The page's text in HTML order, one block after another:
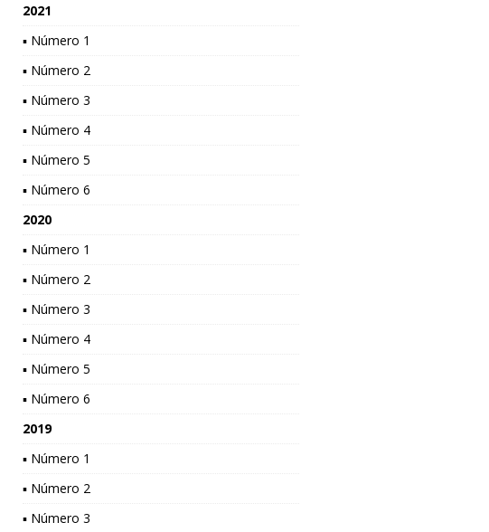
2021
▪ Número 1
▪ Número 2
▪ Número 3
▪ Número 4
▪ Número 5
▪ Número 6
2020
▪ Número 1
▪ Número 2
▪ Número 3
▪ Número 4
▪ Número 5
▪ Número 6
2019
▪ Número 1
▪ Número 2
▪ Número 3